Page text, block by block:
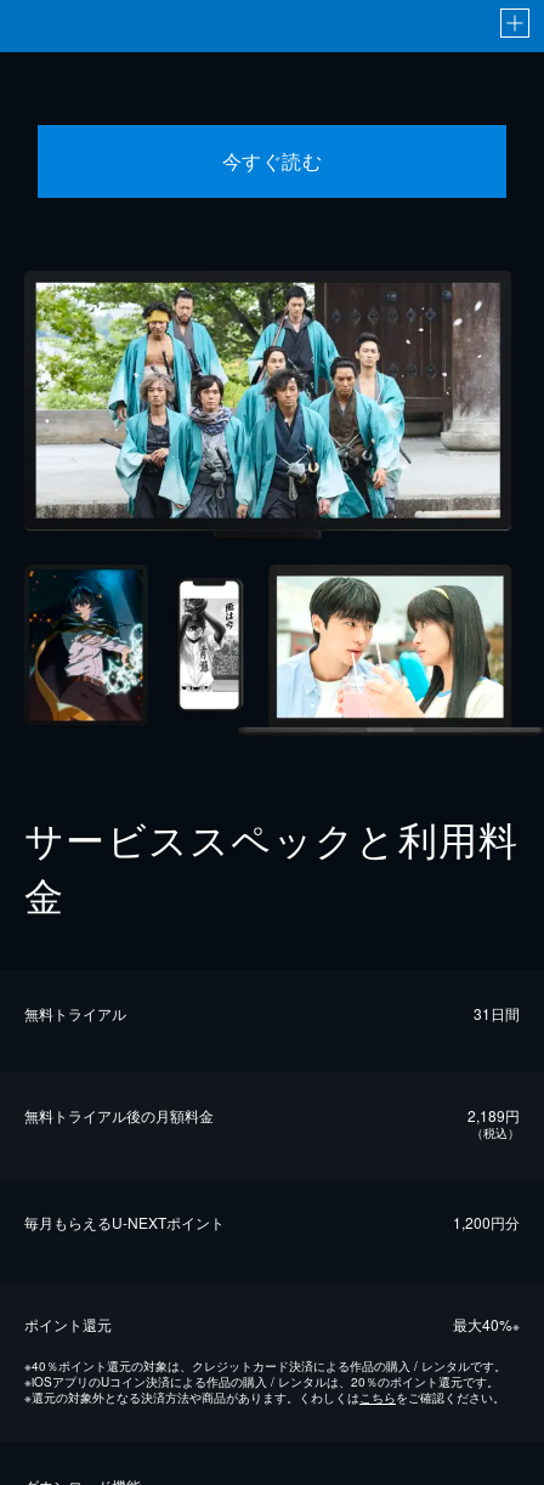
今すぐ読む
サービススペックと利用料
金
無料トライアル 31日間
無料トライアル後の⽉額料金 2,189円
（税込）
毎⽉もらえるU-NEXTポイント 1,200円分
ポイント還元 最⼤40%※
※40％ポイント還元の対象は、クレジットカード決済による作品の購入 / レンタルです。
※iOSアプリのUコイン決済による作品の購入 / レンタルは、20％のポイント還元です。
※還元の対象外となる決済方法や商品があります。くわしくはこちらをご確認ください。